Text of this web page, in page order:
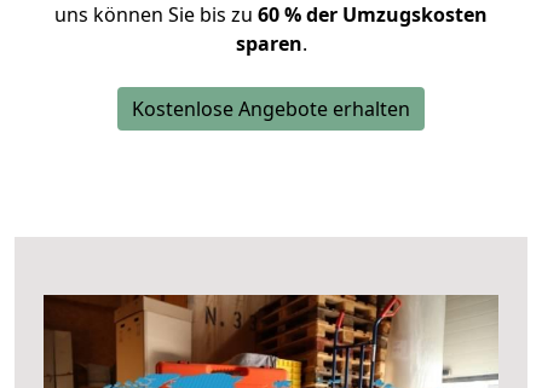
uns können Sie bis zu 60 % der Umzugskosten
sparen.
Kostenlose Angebote erhalten